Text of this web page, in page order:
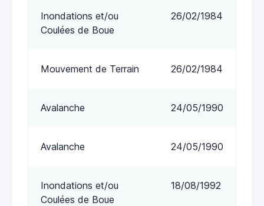
Inondations et/ou
Coulées de Boue
26/02/1984
Mouvement de Terrain 26/02/1984
Avalanche 24/05/1990
Avalanche 24/05/1990
Inondations et/ou
Coulées de Boue
18/08/1992